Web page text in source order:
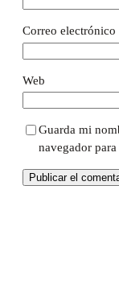
Correo electrónico
Web
Guarda mi
navegador